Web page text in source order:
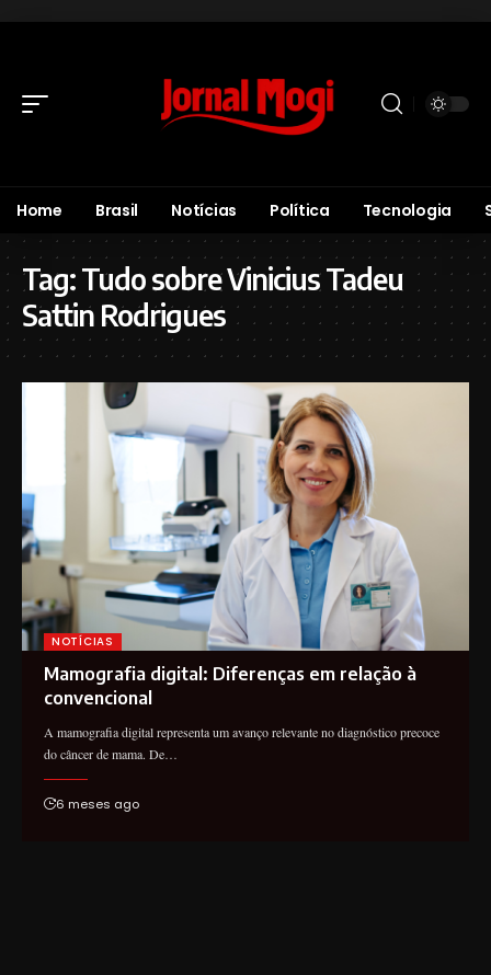
Home Brasil Notícias Política Tecnologia
Tag:Tudo sobre Vinicius Tadeu
Sattin Rodrigues
NOTÍCIAS
Mamografia digital: Diferenças em relação à
convencional
A mamografia digital representa um avanço relevante no diagnóstico precoce
do câncer de mama. De…
6 meses ago